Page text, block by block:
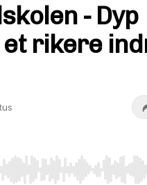
- Dyp
et rikere
Home/End to jump to